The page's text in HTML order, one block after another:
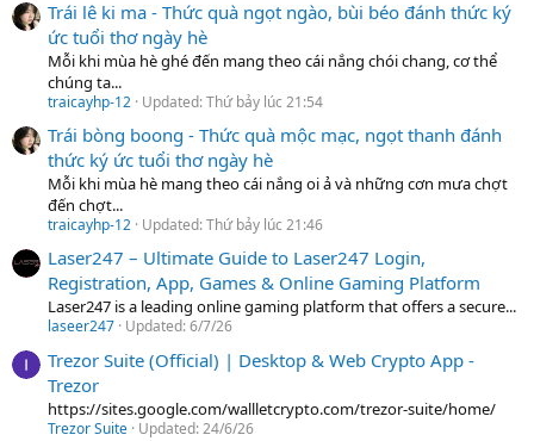
Trái lê ki ma - Thức quà ngọt ngào, bùi béo đánh thức ký
ức tuổi thơ ngày hè
Mỗi khi mùa hè ghé đến mang theo cái nắng chói chang, cơ thể
chúng ta...
traicayhp-12 Updated:Thứ bảy lúc 21:54
Trái bòng boong - Thức quà mộc mạc, ngọt thanh đánh
thức ký ức tuổi thơ ngày hè
Mỗi khi mùa hè mang theo cái nắng oi ả và những cơn mưa chợt
đến chợt...
traicayhp-12 Updated:Thứ bảy lúc 21:46
Laser247 – Ultimate Guide to Laser247 Login,
Registration, App, Games & Online Gaming Platform
Laser247 is a leading online gaming platform that offers a secure...
laseer247 Updated:6/7/26
Trezor Suite (Official) | Desktop & Web Crypto App -
Trezor
https://sites.google.com/wallletcrypto.com/trezor-suite/home/
Trezor Suite Updated:24/6/26